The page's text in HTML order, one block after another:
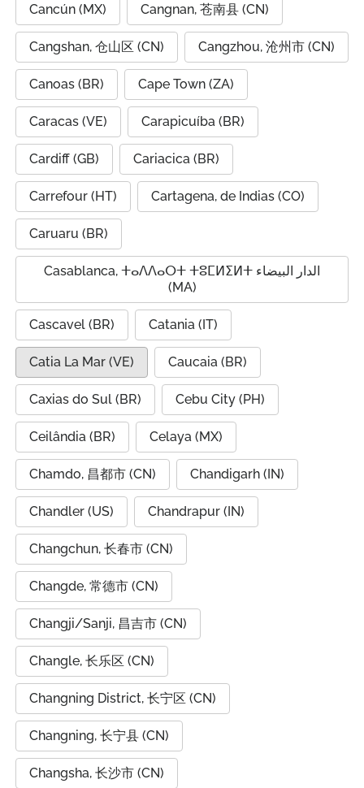
Cancún (MX) Cangnan, 苍南县 (CN)
Cangshan, 仓山区 (CN) Cangzhou, 沧州市 (CN)
Canoas (BR) Cape Town (ZA)
Caracas (VE) Carapicuíba (BR)
Cardiff (GB) Cariacica (BR)
Carrefour (HT) Cartagena, de Indias (CO)
Caruaru (BR)
Casablanca, ⵜⴰⴷⴷⴰⵔⵜ ⵜⵓⵎⵍⵉⵍⵜ الدار البيضاء
(MA)
Cascavel (BR) Catania (IT)
Catia La Mar (VE) Caucaia (BR)
Caxias do Sul (BR) Cebu City (PH)
Ceilândia (BR) Celaya (MX)
Chamdo, 昌都市 (CN) Chandigarh (IN)
Chandler (US) Chandrapur (IN)
Changchun, 长春市 (CN)
Changde, 常德市 (CN)
Changji/Sanji, 昌吉市 (CN)
Changle, 长乐区 (CN)
Changning District, 长宁区 (CN)
Changning, 长宁县 (CN)
Changsha, 长沙市 (CN)